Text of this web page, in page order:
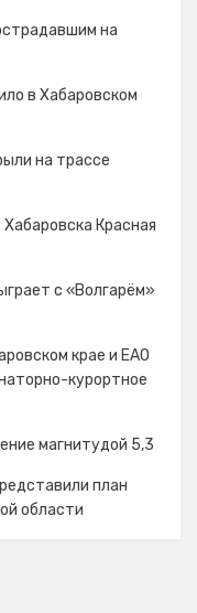
на
в Хабаровском
на трассе
Красная
с «Волгарём»
крае и ЕАО
курортное
магнитудой 5,3
план
области